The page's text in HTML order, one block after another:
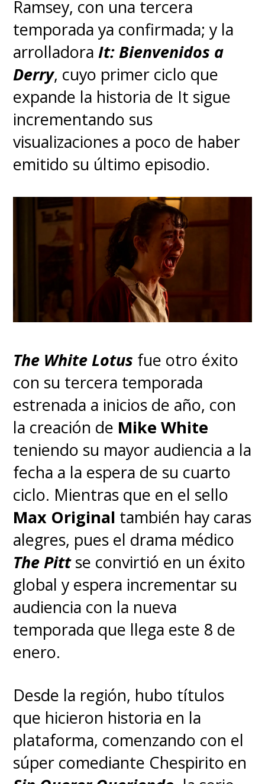
Ramsey, con una tercera
temporada ya confirmada; y la
arrolladoraIt: Bienvenidos a
Derry, cuyo primer ciclo que
expande la historia de It sigue
incrementando sus
visualizaciones a poco de haber
emitido su último episodio.
The White Lotus fue otro éxito
con su tercera temporada
estrenada a inicios de año, con
la creación de Mike White
teniendo su mayor audiencia a la
fecha a la espera de su cuarto
ciclo. Mientras que en el sello
Max Original también hay caras
alegres, pues el drama médico
The Pittse convirtió en un éxito
global y espera incrementar su
audiencia con la nueva
temporada que llega este 8 de
enero.
Desde la región, hubo títulos
que hicieron historia en la
plataforma, comenzando con el
súper comediante Chespirito en